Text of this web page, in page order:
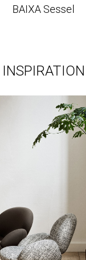
BAIXA Sessel
INSPIRATION